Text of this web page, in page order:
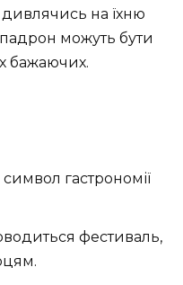
дивлячись на їхню
можуть бути
бажаючих.
гастрономії
фестиваль,